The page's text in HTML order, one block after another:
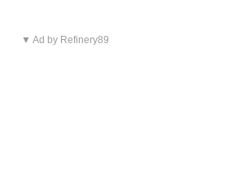
▼ Ad by Refinery89